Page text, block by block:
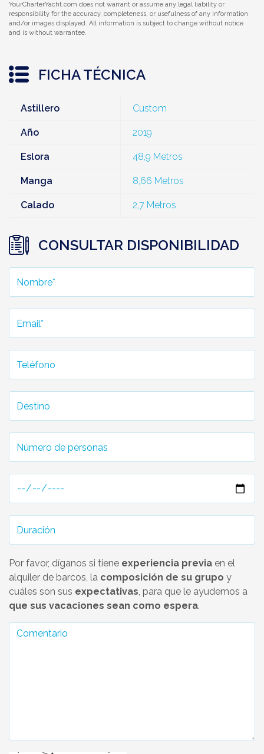
YourCharterYacht.com does not warrant or assume any legal liability or
responsibility for the accuracy, completeness, or usefulness of any information
and/or images displayed. All information is subject to change without notice
and is without warrantee.
FICHA TÉCNICA
Astillero Custom
Año 2019
Eslora 48,9 Metros
Manga 8,66 Metros
Calado 2,7 Metros
CONSULTAR DISPONIBILIDAD
Por favor, díganos si tiene experiencia previa en el
alquiler de barcos, la composición de su grupo y
cuáles son sus expectativas, para que le ayudemos a
que sus vacaciones sean como espera.